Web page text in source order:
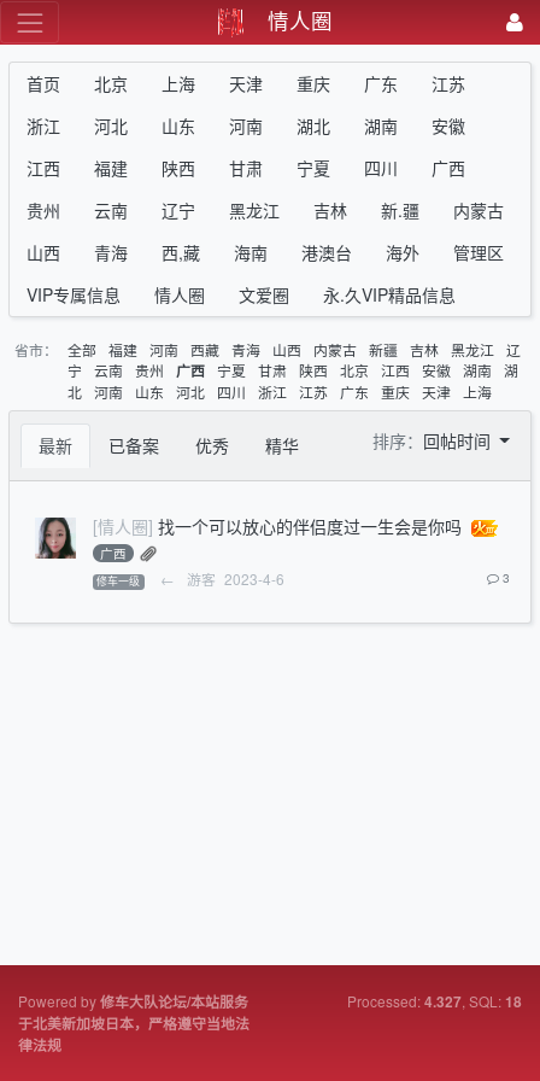
情人圈
首页 北京 上海 天津 重庆 广东
江苏
浙江
河北 山东 河南 湖北 湖南
安徽
江西
福建 陕西 甘肃 宁夏 四川
广西
贵州
云南 辽宁 黑龙江 吉林 新.疆
内蒙古
山西
青海 西,藏 海南 港澳台 海外
管理区
VIP专属信息
情人圈 文爱圈 永.久VIP精品信息
省市： 全部 福建 河南 西藏 青海 山西 内蒙古 新疆 吉林 黑龙江
辽
宁
云南 贵州 广西 宁夏 甘肃 陕西 北京 江西 安徽 湖南 湖
北 河南 山东 河北 四川 浙江 江苏 广东 重庆 天津 上海
最新 已备案 优秀 精华 排序： 回帖时间
[情人圈] 找一个可以放心的伴侣度过一生会是你吗
广西
修车一级 ← 游客 2023-4-6 3
Powered by修车大队论坛/本站服务
于北美新加坡日本，严格遵守当地法
律法规
Processed:4.327, SQL: 18